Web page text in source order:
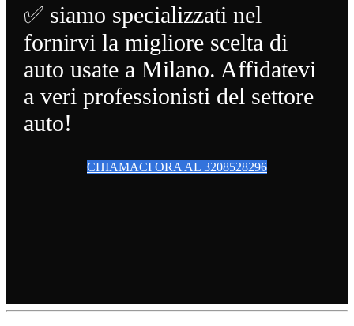
✅ siamo specializzati nel
fornirvi la migliore scelta di
auto usate a Milano. Affidatevi
a veri professionisti del settore
auto!
CHIAMACI ORA AL 3208528296